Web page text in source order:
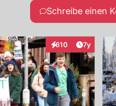
Schreibe einen
610
InteraktionenArtikel
7y